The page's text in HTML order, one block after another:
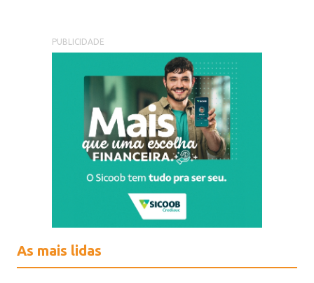
PUBLICIDADE
As mais lidas